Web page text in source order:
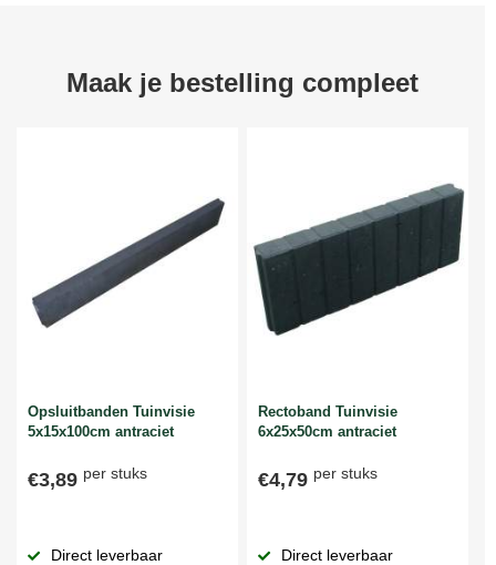
Maak je bestelling compleet
Opsluitbanden Tuinvisie
5x15x100cm antraciet
€3,89 per stuks
Direct leverbaar
Rectoband Tuinvisie
6x25x50cm antraciet
€4,79 per stuks
Direct leverbaar